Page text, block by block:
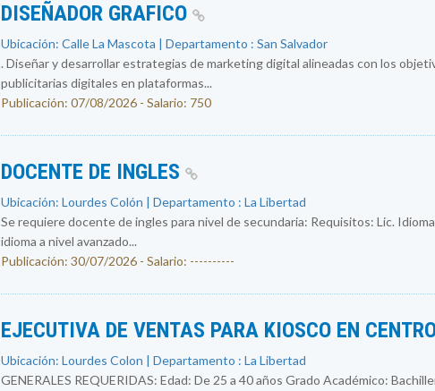
DISEÑADOR GRAFICO
Ubicación: Calle La Mascota | Departamento : San Salvador
. Diseñar y desarrollar estrategias de marketing digital alineadas con los
publicitarias digitales en plataformas...
Publicación: 07/08/2026 - Salario: 750
DOCENTE DE INGLES
Ubicación: Lourdes Colón | Departamento : La Libertad
Se requiere docente de ingles para nivel de secundaria: Requisitos: Lic.
idioma a nivel avanzado...
Publicación: 30/07/2026 - Salario: ----------
EJECUTIVA DE VENTAS PARA KIOSCO EN
Ubicación: Lourdes Colon | Departamento : La Libertad
GENERALES REQUERIDAS: Edad: De 25 a 40 años Grado Académico: